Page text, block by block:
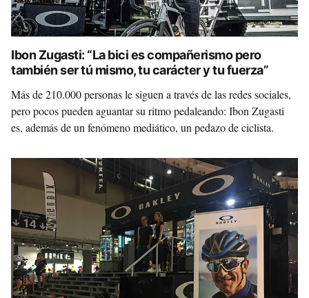
Ibon Zugasti: “La bici es compañerismo pero
también ser tú mismo, tu carácter y tu fuerza”
Más de 210.000 personas le siguen a través de las redes sociales,
pero pocos pueden aguantar su ritmo pedaleando: Ibon Zugasti
es, además de un fenómeno mediático, un pedazo de ciclista.